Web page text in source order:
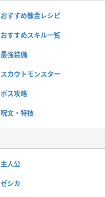
おすすめ錬金レシピ
おすすめスキル一覧
最強装備
スカウトモンスター
ボス攻略
呪文・特技
主人公
ゼシカ